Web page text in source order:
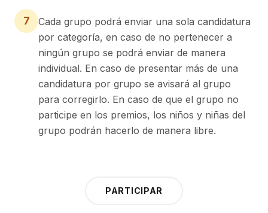
7
Cada grupo podrá enviar una sola candidatura
por categoría, en caso de no pertenecer a
ningún grupo se podrá enviar de manera
individual. En caso de presentar más de una
candidatura por grupo se avisará al grupo
para corregirlo. En caso de que el grupo no
participe en los premios, los niños y niñas del
grupo podrán hacerlo de manera libre.
PARTICIPAR